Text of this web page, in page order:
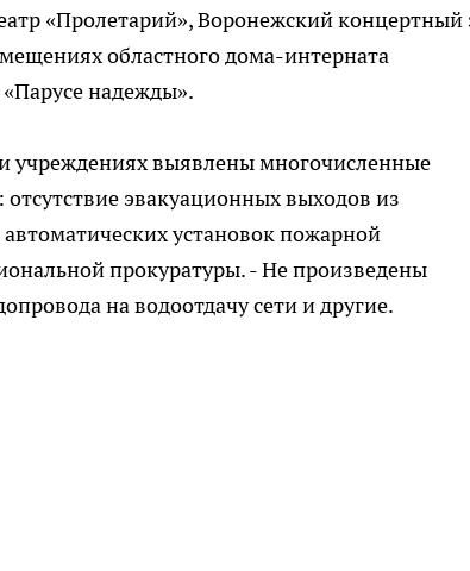
«Пролетарий», Воронежский концертный
областного дома-интерната
надежды».
учреждениях выявлены многочисленные
эвакуационных выходов из
установок пожарной
прокуратуры. - Не произведены
на водоотдачу сети и другие.